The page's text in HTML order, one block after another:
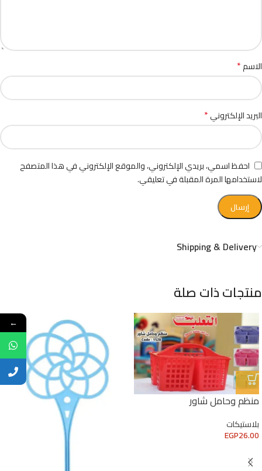
الاسم*
البريد الإلكتروني*
احفظ اسمي، بريدي الإلكتروني، والموقع الإلكتروني في هذا المتصفح
لاستخدامها المرة المقبلة في تعليقي.
Shipping & Delivery
منتجات ذات صلة
منظم وحامل شاور
بلاستيكات
EGP26.00
←